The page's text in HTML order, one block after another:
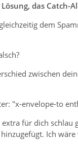
das Catch-
dem
zwischen
"x-envelope-to
für dich
Ich